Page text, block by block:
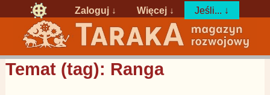
Zaloguj ↓ Więcej ↓ Jeśli... ↓
Temat (tag): Ranga